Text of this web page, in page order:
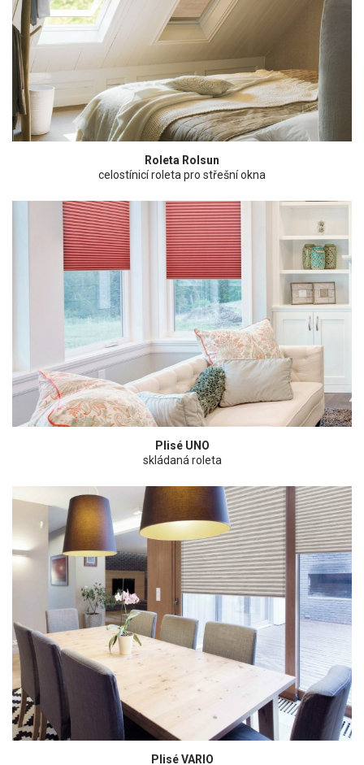
Roleta Rolsun
celostínicí roleta pro střešní okna
Plisé UNO
skládaná roleta
Plisé VARIO